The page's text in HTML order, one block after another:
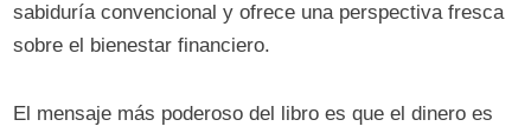
sabiduría convencional y ofrece una perspectiva fresca
sobre el bienestar financiero.
El mensaje más poderoso del libro es que el dinero es